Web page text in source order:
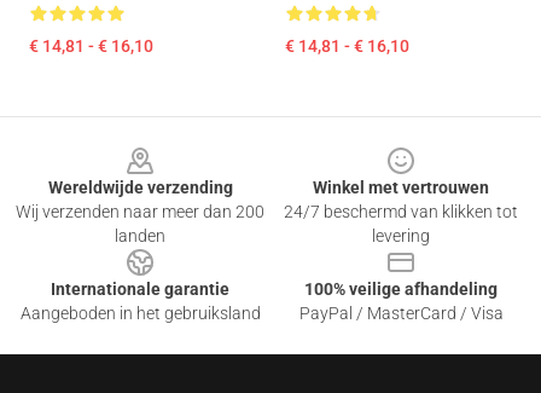
€ 14,81 - € 16,10 € 14,81 - € 16,10
Wereldwijde verzending
Wij verzenden naar meer dan 200
landen
Winkel met vertrouwen
24/7 beschermd van klikken tot
levering
Internationale garantie
Aangeboden in het gebruiksland
100% veilige afhandeling
PayPal / MasterCard / Visa